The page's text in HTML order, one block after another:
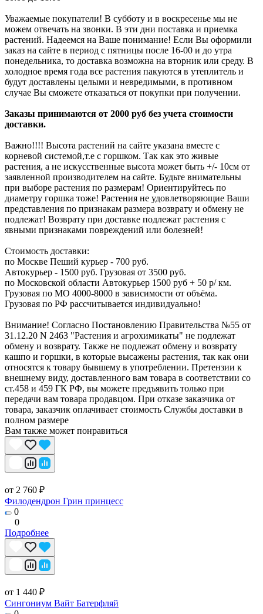
Уважаемые покупатели! В субботу и в воскресенье мы не
можем отвечать на звонки. В эти дни поставка и приемка
растений. Надеемся на Ваше понимание! Если Вы оформили
заказ на сайте в период с пятницы после 16-00 и до утра
понедельника, то доставка возможна на вторник или среду. В
холодное время года все растения пакуются в утеплитель и
будут доставлены целыми и невредимыми, в противном
случае Вы сможете отказаться от покупки при получении.
Заказы принимаются от 2000 руб без учета стоимости
доставки.
Важно!!!! Высота растений на сайте указана вместе с
корневой системой,т.е с горшком. Так как это живые
растения, а не искусственные высота может быть +/- 10см от
заявленной производителем на сайте. Будьте внимательны
при выборе растения по размерам! Ориентируйтесь по
диаметру горшка тоже! Растения не удовлетворяющие Ваши
представления по признакам размера возврату и обмену не
подлежат! Возврату при доставке подлежат растения с
явными признаками повреждений или болезней!
Стоимость доставки:
по Москве Пеший курьер - 700 руб.
Автокурьер - 1500 руб. Грузовая от 3500 руб.
по Московской области Автокурьер 1500 руб + 50 р/ км.
Грузовая по МО 4000-8000 в зависимости от объёма.
Грузовая по РФ рассчитывается индивидуально!
Внимание! Согласно Постановлению Правительства №55 от
31.12.20 N 2463 "Растения и агрохимикаты" не подлежат
обмену и возврату. Также не подлежат обмену и возврату
кашпо и горшки, в которые высажены растения, так как они
относятся к товару бывшему в употреблении. Претензии к
внешнему виду, доставленного вам товара в соответствии со
ст.458 и 459 ГК РФ, вы можете предъявить только при
передачи вам товара продавцом. При отказе заказчика от
товара, заказчик оплачивает стоимость Службы доставки в
полном размере
Вам также может понравиться
от 2 760 ₽
Филодендрон Грин принцесс
0
0
Подробнее
от 1 440 ₽
Сингониум Вайт Батерфляй